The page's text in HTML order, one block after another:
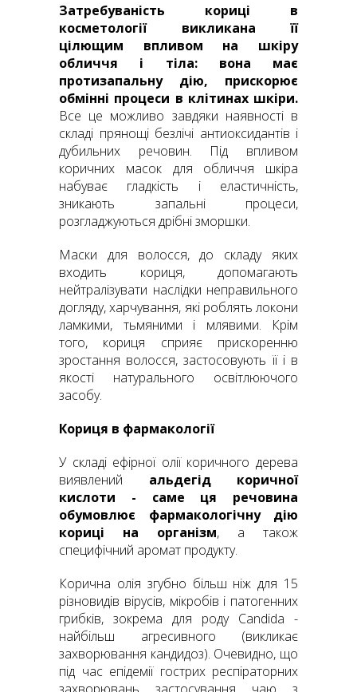
Затребуваність кориці в
косметології викликана її
цілющим впливом на шкіру
обличчя і тіла: вона має
протизапальну дію, прискорює
обмінні процеси в клітинах шкіри.
Все це можливо завдяки наявності в
складі прянощі безлічі антиоксидантів і
дубильних речовин. Під впливом
коричних масок для обличчя шкіра
набуває гладкість і еластичність,
зникають запальні процеси,
розгладжуються дрібні зморшки.
Маски для волосся, до складу яких
входить кориця, допомагають
нейтралізувати наслідки неправильного
догляду, харчування, які роблять локони
ламкими, тьмяними і млявими. Крім
того, кориця сприяє прискоренню
зростання волосся, застосовують її і в
якості натурального освітлюючого
засобу.
Кориця в фармакології
У складі ефірної олії коричного дерева
виявлений альдегід коричної
кислоти - саме ця речовина
обумовлює фармакологічну дію
кориці на організм, а також
специфічний аромат продукту.
Корична олія згубно більш ніж для 15
різновидів вірусів, мікробів і патогенних
грибків, зокрема для роду Candida -
найбільш агресивного (викликає
захворювання кандидоз). Очевидно, що
під час епідемії гострих респіраторних